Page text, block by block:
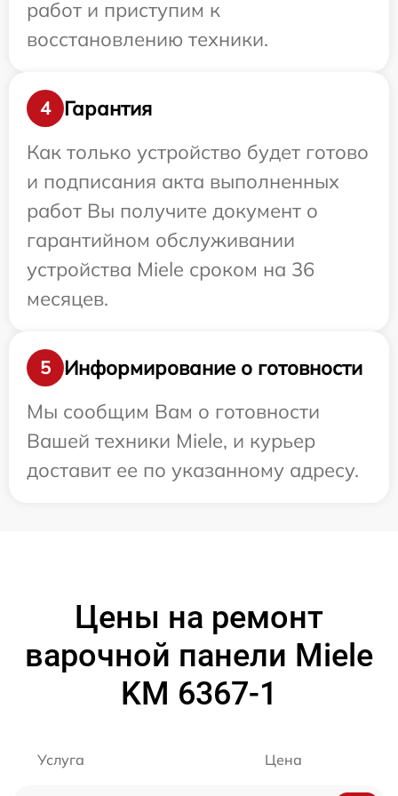
работ и приступим к
восстановлению техники.
4
Гарантия
Как только устройство будет готово
и подписания акта выполненных
работ Вы получите документ о
гарантийном обслуживании
устройства Miele сроком на 36
месяцев.
5
Информирование о готовности
Мы сообщим Вам о готовности
Вашей техники Miele, и курьер
доставит ее по указанному адресу.
Цены на ремонт
варочной панели Miele
KM 6367-1
Услуга Цена